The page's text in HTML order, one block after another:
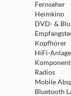
Fernseher
Heimkino
DVD- &
Kopfhörer
HiFi-
Radios
Mobile
Bluetooth